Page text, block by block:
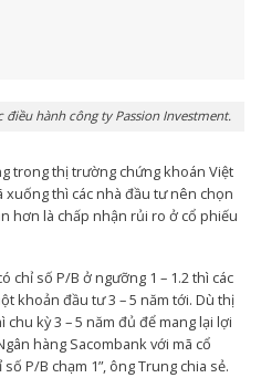
điều hành công ty Passion Investment.
trong thị trường chứng khoán Việt
xuống thì các nhà đầu tư nên chọn
hơn là chấp nhận rủi ro ở cổ phiếu
chỉ số P/B ở ngưỡng 1 – 1.2 thì các
khoản đầu tư 3 – 5 năm tới. Dù thị
kỳ 3 – 5 năm đủ để mang lại lợi
hàng Sacombank với mã cổ
P/B chạm 1”, ông Trung chia sẻ.